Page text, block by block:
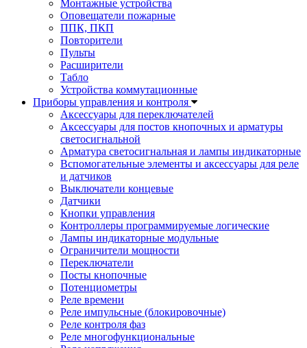
Монтажные устройства
Оповещатели пожарные
ППК, ПКП
Повторители
Пульты
Расширители
Табло
Устройства коммутационные
Приборы управления и контроля
Аксессуары для переключателей
Аксессуары для постов кнопочных и арматуры
светосигнальной
Арматура светосигнальная и лампы индикаторные
Вспомогательные элементы и аксессуары для реле
и датчиков
Выключатели концевые
Датчики
Кнопки управления
Контроллеры программируемые логические
Лампы индикаторные модульные
Ограничители мощности
Переключатели
Посты кнопочные
Потенциометры
Реле времени
Реле импульсные (блокировочные)
Реле контроля фаз
Реле многофункциональные